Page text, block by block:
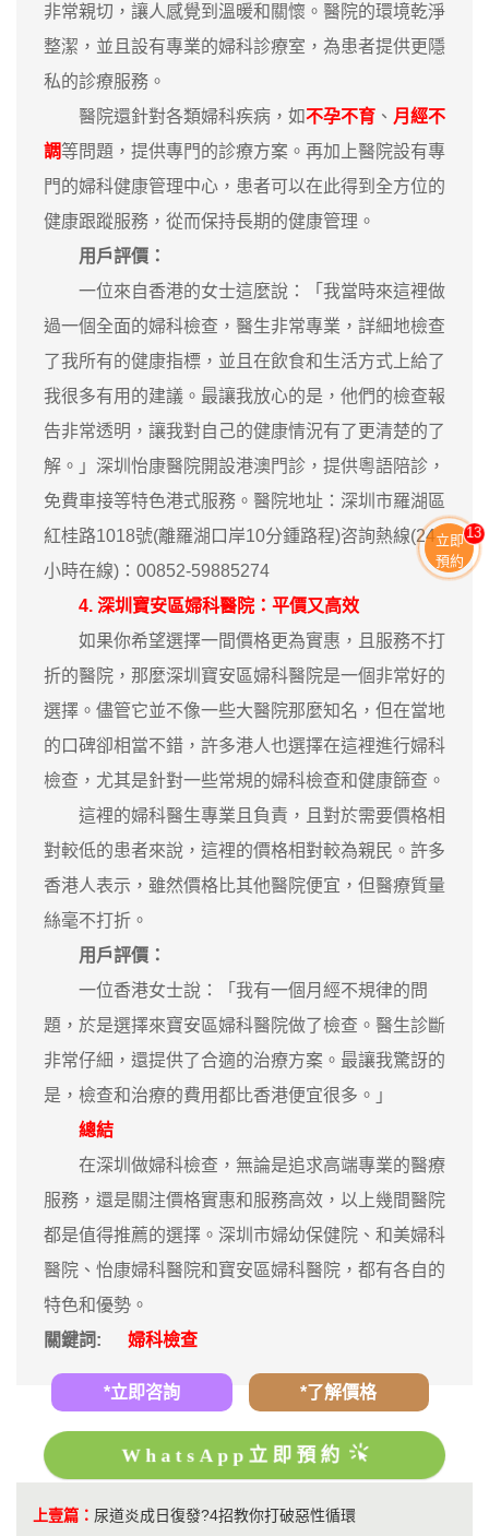
非常親切，讓人感覺到溫暖和關懷。醫院的環境乾淨
整潔，並且設有專業的婦科診療室，為患者提供更隱
私的診療服務。
醫院還針對各類婦科疾病，如不孕不育 、 月經不
調等問題，提供專門的診療方案。再加上醫院設有專
門的婦科健康管理中心，患者可以在此得到全方位的
健康跟蹤服務，從而保持長期的健康管理。
用戶評價：
一位來自香港的女士這麼說：「我當時來這裡做
過一個全面的婦科檢查，醫生非常專業，詳細地檢查
了我所有的健康指標，並且在飲食和生活方式上給了
我很多有用的建議。最讓我放心的是，他們的檢查報
告非常透明，讓我對自己的健康情況有了更清楚的了
解。」深圳怡康醫院開設港澳門診，提供粵語陪診，
免費車接等特色港式服務。醫院地址：深圳市羅湖區
紅桂路1018號(離羅湖口岸10分鍾路程)咨詢熱線(24
小時在線)：00852-59885274
4. 深圳寶安區婦科醫院：平價又高效
如果你希望選擇一間價格更為實惠，且服務不打
折的醫院，那麼深圳寶安區婦科醫院是一個非常好的
選擇。儘管它並不像一些大醫院那麼知名，但在當地
的口碑卻相當不錯，許多港人也選擇在這裡進行婦科
檢查，尤其是針對一些常規的婦科檢查和健康篩查。
這裡的婦科醫生專業且負責，且對於需要價格相
對較低的患者來說，這裡的價格相對較為親民。許多
香港人表示，雖然價格比其他醫院便宜，但醫療質量
絲毫不打折。
用戶評價：
一位香港女士說：「我有一個月經不規律的問
題，於是選擇來寶安區婦科醫院做了檢查。醫生診斷
非常仔細，還提供了合適的治療方案。最讓我驚訝的
是，檢查和治療的費用都比香港便宜很多。」
總結
在深圳做婦科檢查，無論是追求高端專業的醫療
服務，還是關注價格實惠和服務高效，以上幾間醫院
都是值得推薦的選擇。深圳市婦幼保健院、和美婦科
醫院、怡康婦科醫院和寶安區婦科醫院，都有各自的
特色和優勢。
關鍵詞:
婦科檢查
*立即咨詢 *了解價格
WhatsApp立即預約
上壹篇： 尿道炎成日復發?4招教你打破惡性循環
立即
預約
13